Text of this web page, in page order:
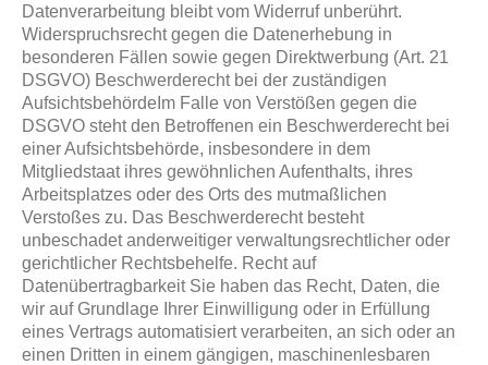
Datenverarbeitung bleibt vom Widerruf unberührt.
Widerspruchsrecht gegen die Datenerhebung in
besonderen Fällen sowie gegen Direktwerbung (Art. 21
DSGVO) Beschwerderecht bei der zuständigen
AufsichtsbehördeIm Falle von Verstößen gegen die
DSGVO steht den Betroffenen ein Beschwerderecht bei
einer Aufsichtsbehörde, insbesondere in dem
Mitgliedstaat ihres gewöhnlichen Aufenthalts, ihres
Arbeitsplatzes oder des Orts des mutmaßlichen
Verstoßes zu. Das Beschwerderecht besteht
unbeschadet anderweitiger verwaltungsrechtlicher oder
gerichtlicher Rechtsbehelfe. Recht auf
Datenübertragbarkeit Sie haben das Recht, Daten, die
wir auf Grundlage Ihrer Einwilligung oder in Erfüllung
eines Vertrags automatisiert verarbeiten, an sich oder an
einen Dritten in einem gängigen, maschinenlesbaren